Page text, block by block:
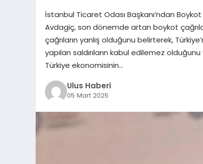
İstanbul Ticaret Odası Başkanı’ndan
Avdagiç, son dönemde artan boykot
çağrıların yanlış olduğunu belirterek,
yapılan saldırıların kabul edilemez olduğunu
Türkiye ekonomisinin…
Ulus Haberi
05 Mart 2025